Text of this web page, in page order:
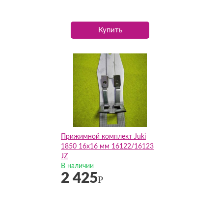
Купить
Прижимной комплект Juki
1850 16х16 мм 16122/16123
JZ
В наличии
2 425Р